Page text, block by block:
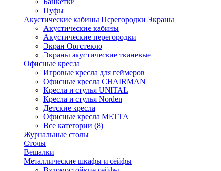
Банкетки
Пуфы
Акустические кабины Перегородки Экраны
Акустические кабины
Акустические перегородки
Экран Оргстекло
Экраны акустические тканевые
Офисные кресла
Игровые кресла для геймеров
Офисные кресла CHAIRMAN
Кресла и стулья UNITAL
Кресла и стулья Norden
Детские кресла
Офисные кресла МЕТТА
Все категории (8)
Журнальные столы
Столы
Вешалки
Металлические шкафы и сейфы